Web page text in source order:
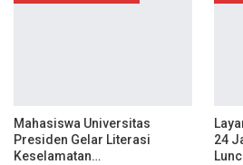
Mahasiswa Universitas
Presiden Gelar Literasi
Keselamatan…
24